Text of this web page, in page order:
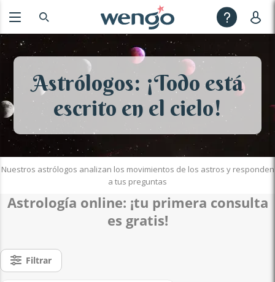
Astrólogos: ¡Todo está
escrito en el cielo!
Nuestros astrólogos analizan los movimientos de los astros y responden
a tus preguntas
Astrología online: ¡tu primera consulta
es gratis!
Filtrar